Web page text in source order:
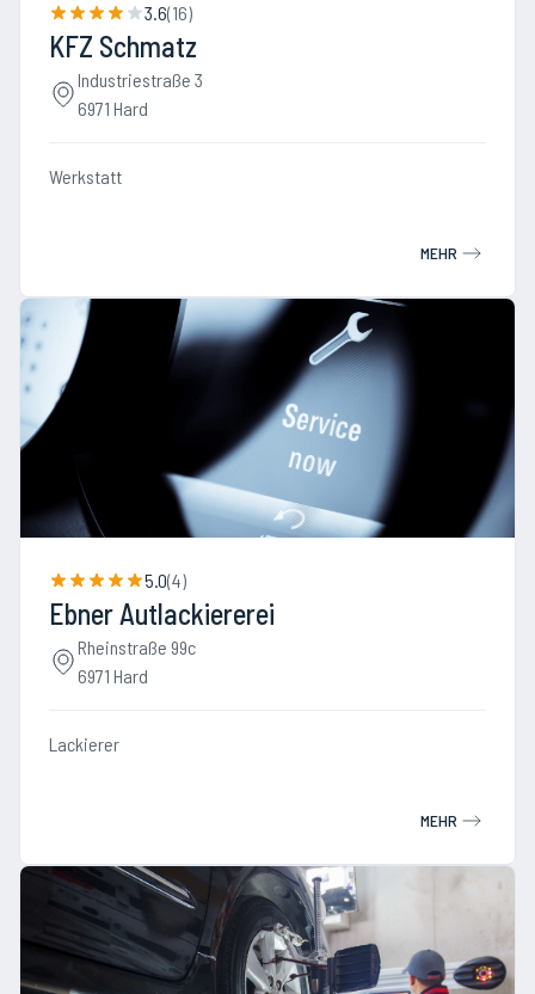
3.6(16)
KFZ Schmatz
Industriestraße 3
6971 Hard
Werkstatt
MEHR
5.0(4)
Ebner Autlackiererei
Rheinstraße 99c
6971 Hard
Lackierer
MEHR